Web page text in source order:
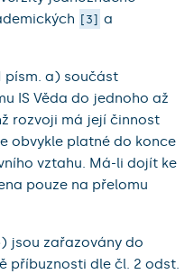
3
a
písm. a) součást
IS Věda do jednoho až
rozvoji má její činnost
obvykle platné do konce
vztahu. Má-li dojít ke
pouze na přelomu
jsou zařazovány do
příbuznosti dle čl. 2 odst.